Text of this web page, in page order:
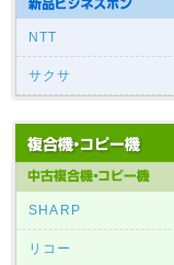
NTT
サクサ
SHARP
リコー